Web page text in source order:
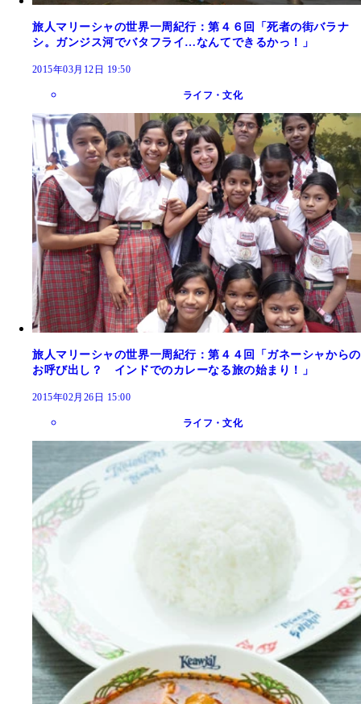
旅人マリーシャの世界一周紀行：第４６回「死者の街バラナ
シ。ガンジス河でバタフライ…なんてできるかっ！」
2015年03月12日 19:50
ライフ・文化
旅人マリーシャの世界一周紀行：第４４回「ガネーシャからの
お呼び出し？ インドでのカレーなる旅の始まり！」
2015年02月26日 15:00
ライフ・文化